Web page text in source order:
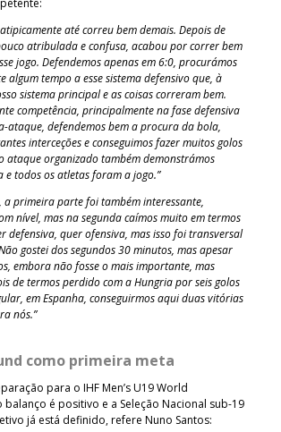
até correu bem demais. Depois de
atribulada e confusa, acabou por correr bem
jogo. Defendemos apenas em 6:0, procurámos
algum tempo a esse sistema defensivo que, à
sistema principal e as coisas correram bem.
competência, principalmente na fase defensiva
ataque, defendemos bem a procura da bola,
interceções e conseguimos fazer muitos golos
ataque organizado também demonstrámos
e todos os atletas foram a jogo.”
a primeira parte foi também interessante,
nível, mas na segunda caímos muito em termos
defensiva, quer ofensiva, mas isso foi transversal
gostei dos segundos 30 minutos, mas apesar
embora não fosse o mais importante, mas
de termos perdido com a Hungria por seis golos
em Espanha, conseguirmos aqui duas vitórias
nós.”
como primeira meta
para o IHF Men’s U19 World
balanço é positivo e a Seleção Nacional sub-19
já está definido, refere Nuno Santos: